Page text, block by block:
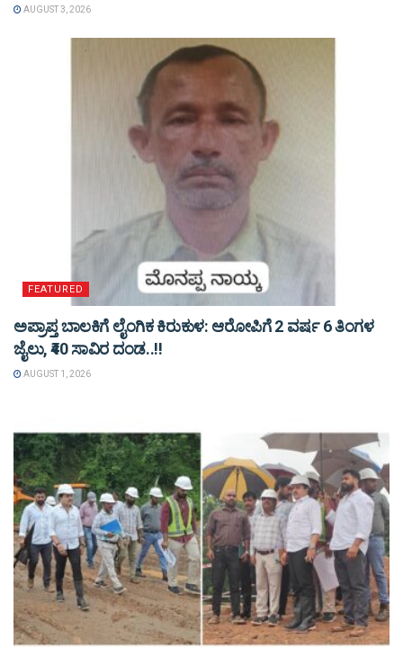
AUGUST 3, 2026
FEATURED
ಅಪ್ರಾಪ್ತ ಬಾಲಕಿಗೆ ಲೈಂಗಿಕ ಕಿರುಕುಳ: ಆರೋಪಿಗೆ 2 ವರ್ಷ 6 ತಿಂಗಳ
ಜೈಲು, ₹40 ಸಾವಿರ ದಂಡ..!!
AUGUST 1, 2026